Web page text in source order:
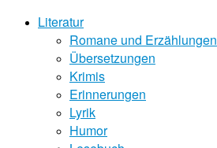
Literatur
Romane und Erzählungen
Übersetzungen
Krimis
Erinnerungen
Lyrik
Humor